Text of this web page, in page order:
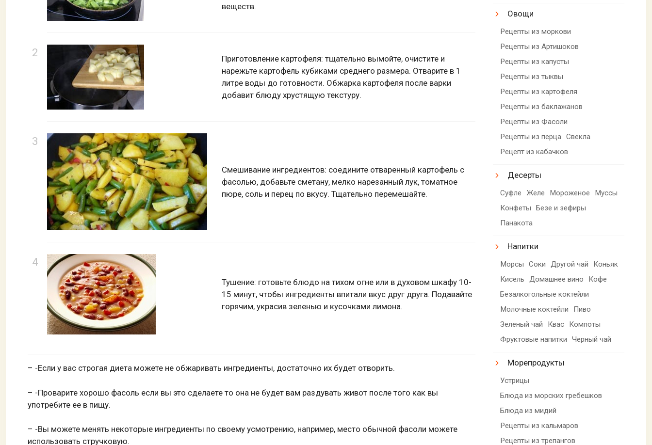
веществ.
Приготовление картофеля: тщательно вымойте, очистите и
нарежьте картофель кубиками среднего размера. Отварите в 1
литре воды до готовности. Обжарка картофеля после варки
добавит блюду хрустящую текстуру.
Смешивание ингредиентов: соедините отваренный картофель с
фасолью, добавьте сметану, мелко нарезанный лук, томатное
пюре, соль и перец по вкусу. Тщательно перемешайте.
Тушение: готовьте блюдо на тихом огне или в духовом шкафу 10-
15 минут, чтобы ингредиенты впитали вкус друг друга. Подавайте
горячим, украсив зеленью и кусочками лимона.
– -Если у вас строгая диета можете не обжаривать ингредиенты, достаточно их будет отворить.
– -Проварите хорошо фасоль если вы это сделаете то она не будет вам раздувать живот после того как вы
употребите ее в пищу.
– -Вы можете менять некоторые ингредиенты по своему усмотрению, например, место обычной фасоли можете
использовать стручковую.
Овощи
Рецепты из моркови
Рецепты из Артишоков
Рецепты из капусты
Рецепты из тыквы
Рецепты из картофеля
Рецепты из баклажанов
Рецепты из Фасоли
Рецепты из перца Свекла
Рецепт из кабачков
Десерты
Суфле Желе Мороженое
Муссы
Конфеты
Безе и зефиры
Панакота
Напитки
Морсы Соки Другой чай
Коньяк
Кисель
Домашнее вино
Кофе
Безалкогольные коктейли
Молочные коктейли
Пиво
Зеленый чай
Квас
Компоты
Фруктовые напитки
Черный чай
Морепродукты
Устрицы
Блюда из морских гребешков
Блюда из мидий
Рецепты из кальмаров
Рецепты из трепангов